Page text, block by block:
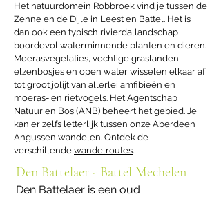
Het natuurdomein Robbroek vind je tussen de
Zenne en de Dijle in Leest en Battel. Het is
dan ook een typisch rivierdallandschap
boordevol waterminnende planten en dieren.
Moerasvegetaties, vochtige graslanden,
elzenbosjes en open water wisselen elkaar af,
tot groot jolijt van allerlei amfibieën en
moeras- en rietvogels. Het Agentschap
Natuur en Bos (ANB) beheert het gebied. Je
kan er zelfs letterlijk tussen onze Aberdeen
Angussen wandelen. Ontdek de
verschillende wandelroutes.
Den Battelaer - Battel Mechelen
Den Battelaer is een oud